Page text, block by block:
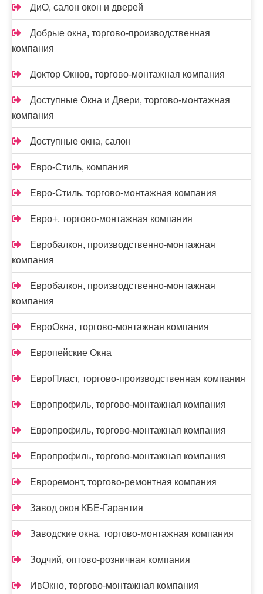
ДиО, салон окон и дверей
Добрые окна, торгово-производственная
компания
Доктор Окнов, торгово-монтажная компания
Доступные Окна и Двери, торгово-монтажная
компания
Доступные окна, салон
Евро-Стиль, компания
Евро-Стиль, торгово-монтажная компания
Евро+, торгово-монтажная компания
Евробалкон, производственно-монтажная
компания
Евробалкон, производственно-монтажная
компания
ЕвроОкна, торгово-монтажная компания
Европейские Окна
ЕвроПласт, торгово-производственная компания
Европрофиль, торгово-монтажная компания
Европрофиль, торгово-монтажная компания
Европрофиль, торгово-монтажная компания
Евроремонт, торгово-ремонтная компания
Завод окон КБЕ-Гарантия
Заводские окна, торгово-монтажная компания
Зодчий, оптово-розничная компания
ИвОкно, торгово-монтажная компания